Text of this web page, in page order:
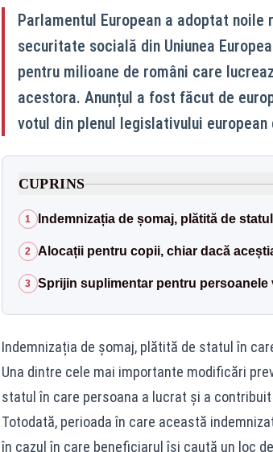
Parlamentul European a adoptat
securitate socială din Uniunea
pentru milioane de români care
acestora. Anunțul a fost făcut de
votul din plenul legislativului european
CUPRINS
1 Indemnizația de șomaj, plătită de
2 Alocații pentru copii, chiar dacă
3 Sprijin suplimentar pentru persoanele
Indemnizația de șomaj, plătită de statul în
Una dintre cele mai importante modificări
statul în care persoana a lucrat și a
Totodată, perioada în care această
în cazul în care beneficiarul își caută un loc